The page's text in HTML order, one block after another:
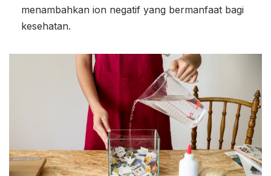
menambahkan ion negatif yang bermanfaat bagi
kesehatan.